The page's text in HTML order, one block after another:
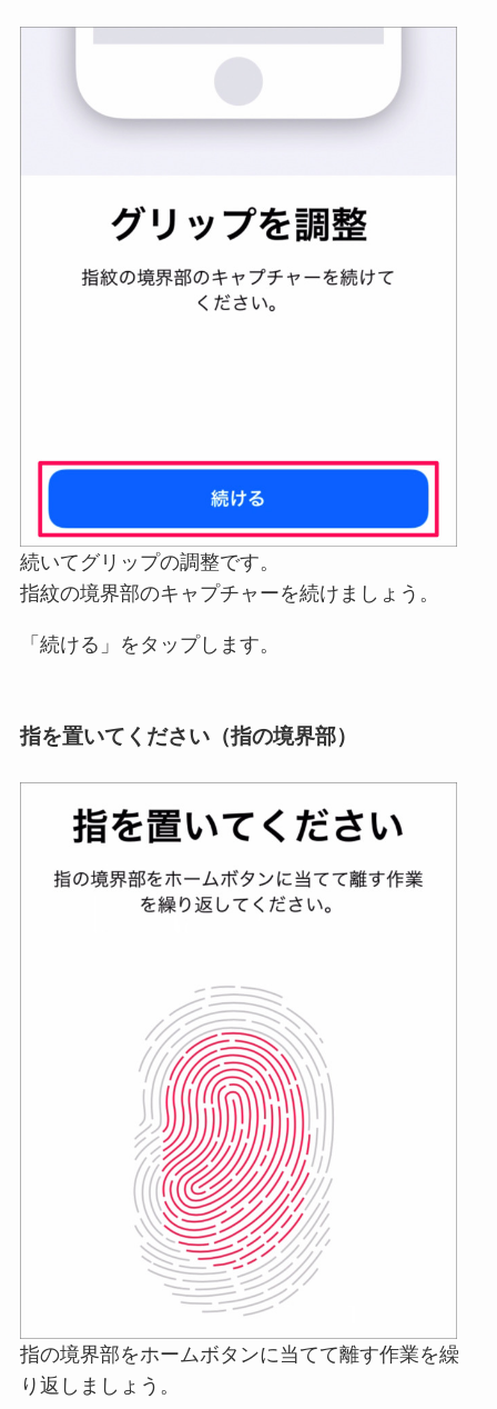
続いてグリップの調整です。
指紋の境界部のキャプチャーを続けましょう。
「続ける」をタップします。
指を置いてください（指の境界部）
指の境界部をホームボタンに当てて離す作業を繰
り返しましょう。